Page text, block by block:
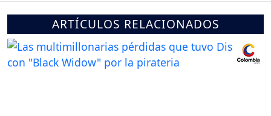
ARTÍCULOS RELACIONADOS